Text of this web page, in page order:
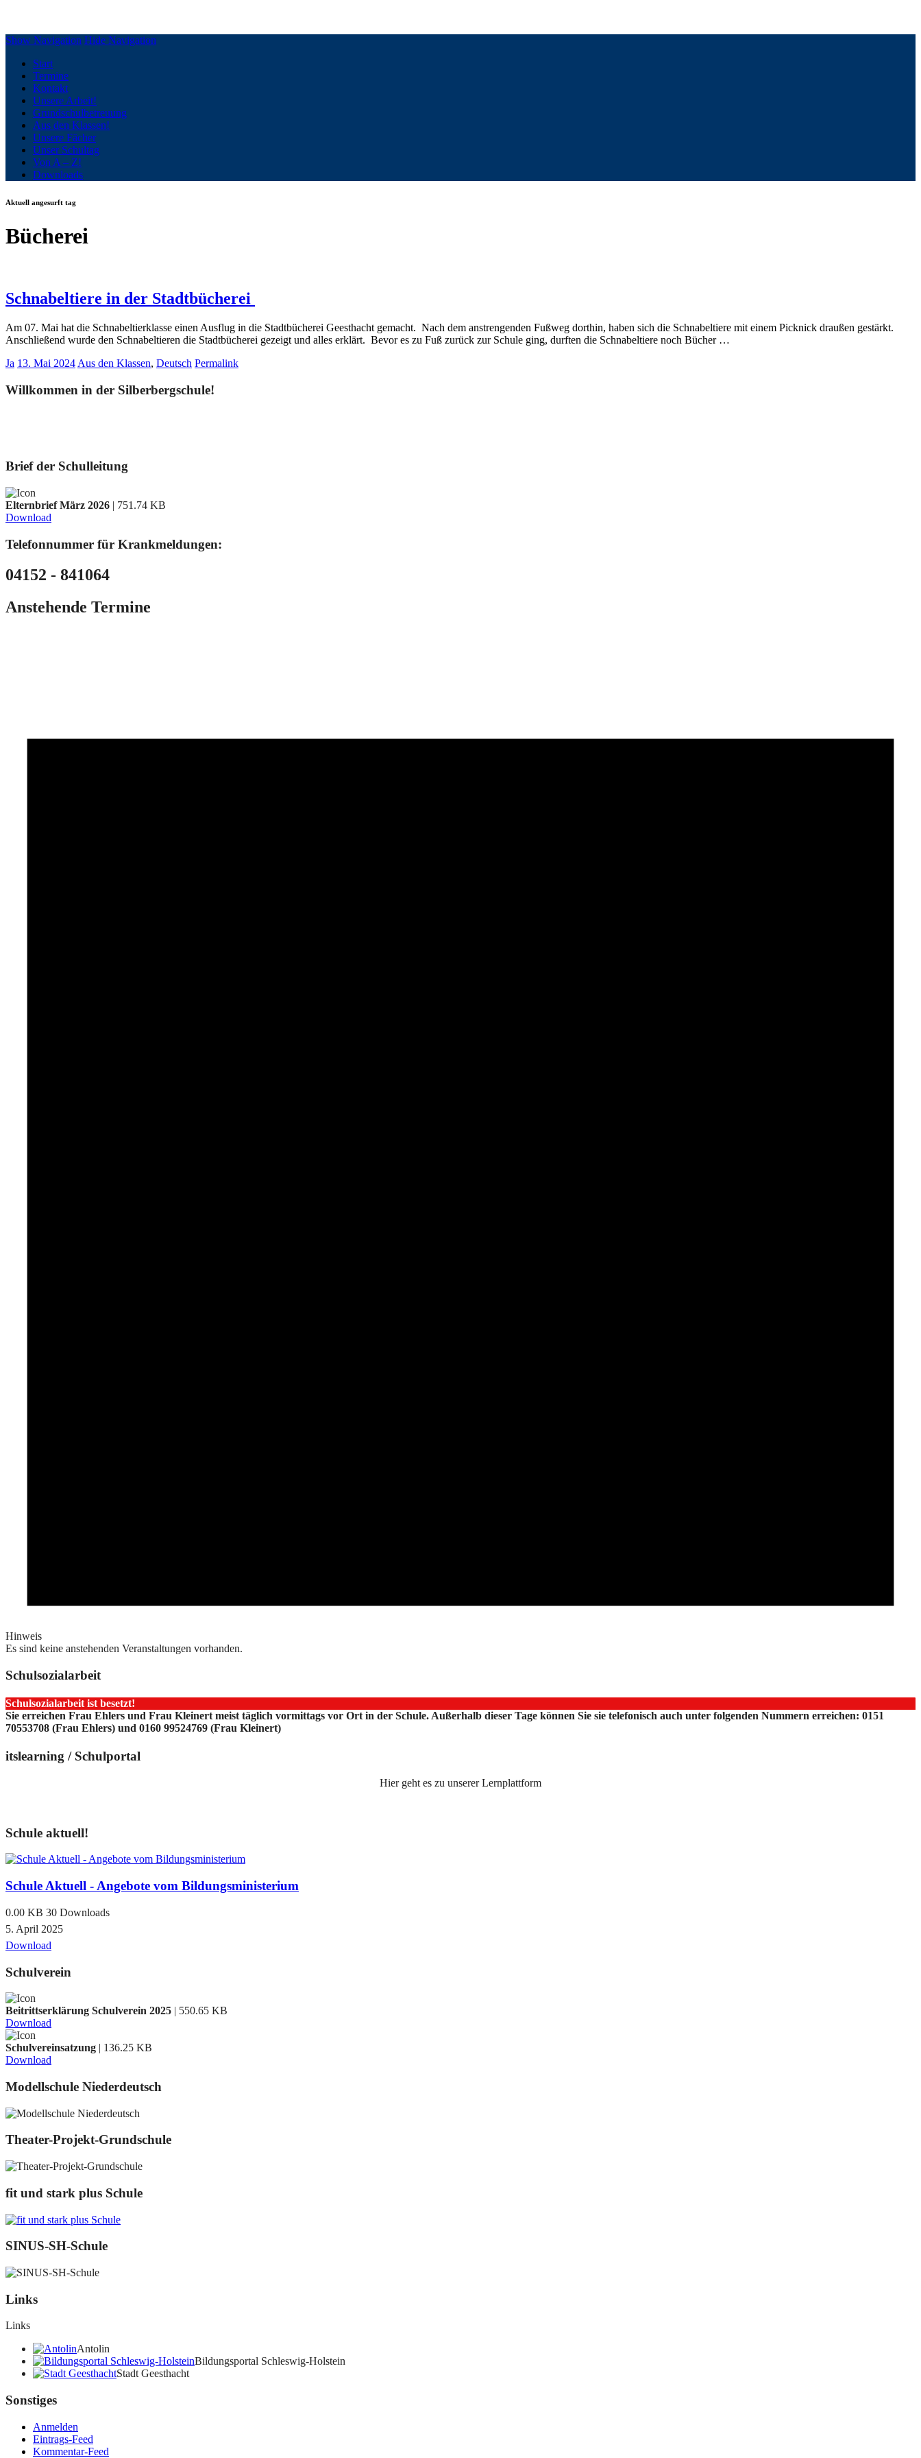
Show Navigation Hide Navigation
Start
Termine
Kontakt
Unsere Arbeit!
Grundschulbetreuung
Aus den Klassen!
Unsere Fächer
Unser Schultag
Von A – Z!
Downloads
Aktuell angesurft tag
Bücherei
Schnabeltiere in der Stadtbücherei
Am 07. Mai hat die Schnabeltierklasse einen Ausflug in die Stadtbücherei Geesthacht gemacht. Nach dem anstrengenden Fußweg dorthin, haben sich die Schnabeltiere mit einem Picknick draußen gestärkt.
Anschließend wurde den Schnabeltieren die Stadtbücherei gezeigt und alles erklärt. Bevor es zu Fuß zurück zur Schule ging, durften die Schnabeltiere noch Bücher …
Ja 13. Mai 2024 Aus den Klassen, Deutsch Permalink
Willkommen in der Silberbergschule!
Brief der Schulleitung
Elternbrief März 2026 | 751.74 KB
Download
Telefonnummer für Krankmeldungen:
04152 - 841064
Anstehende Termine
Hinweis
Es sind keine anstehenden Veranstaltungen vorhanden.
Schulsozialarbeit
Schulsozialarbeit ist besetzt!
Sie erreichen Frau Ehlers und Frau Kleinert meist täglich vormittags vor Ort in der Schule. Außerhalb dieser Tage können Sie sie telefonisch auch unter folgenden Nummern erreichen: 0151
70553708 (Frau Ehlers) und 0160 99524769 (Frau Kleinert)
itslearning / Schulportal
Hier geht es zu unserer Lernplattform
Schule aktuell!
Schule Aktuell - Angebote vom Bildungsministerium
0.00 KB 30 Downloads
5. April 2025
Download
Schulverein
Beitrittserklärung Schulverein 2025 | 550.65 KB
Download
Schulvereinsatzung | 136.25 KB
Download
Modellschule Niederdeutsch
Theater-Projekt-Grundschule
fit und stark plus Schule
SINUS-SH-Schule
Links
Links
Antolin
Bildungsportal Schleswig-Holstein
Stadt Geesthacht
Sonstiges
Anmelden
Eintrags-Feed
Kommentar-Feed